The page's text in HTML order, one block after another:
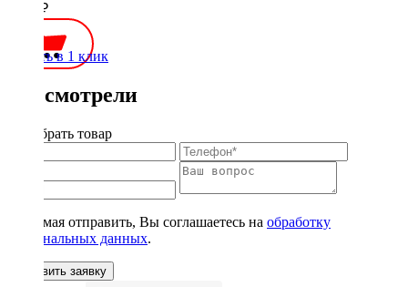
1900 ₽
Купить в 1 клик
Вы смотрели
Подобрать товар
Нажимая отправить, Вы соглашаетесь на обработку
персональных данных.
Оставить заявку